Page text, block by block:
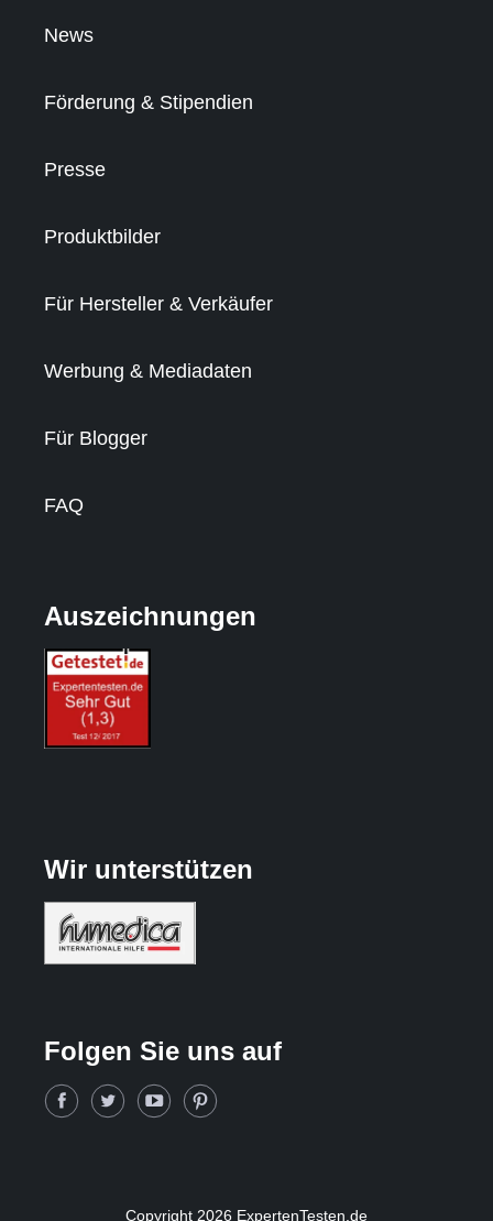
News
Förderung & Stipendien
Presse
Produktbilder
Für Hersteller & Verkäufer
Werbung & Mediadaten
Für Blogger
FAQ
Auszeichnungen
Wir unterstützen
Folgen Sie uns auf
Copyright 2026 ExpertenTesten.de